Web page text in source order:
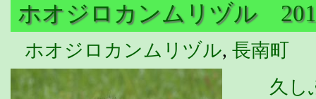
ホオジロカンムリヅル
ホオジロカンムリヅル, 長南町
久し